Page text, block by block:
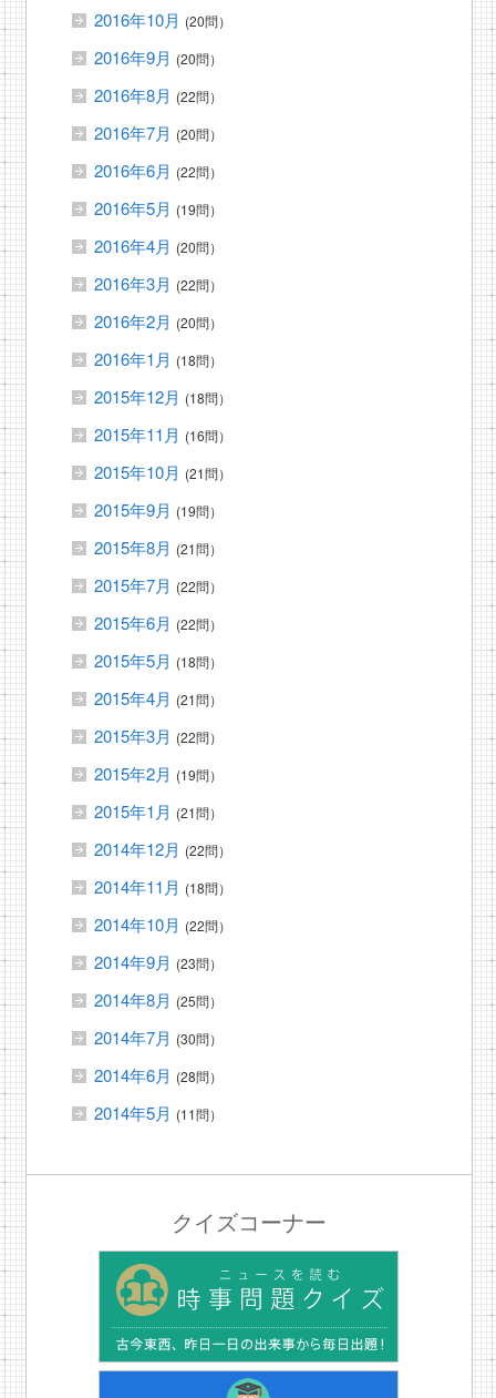
2016年10月 (20問）
2016年9月 (20問）
2016年8月 (22問）
2016年7月 (20問）
2016年6月 (22問）
2016年5月 (19問）
2016年4月 (20問）
2016年3月 (22問）
2016年2月 (20問）
2016年1月 (18問）
2015年12月 (18問）
2015年11月 (16問）
2015年10月 (21問）
2015年9月 (19問）
2015年8月 (21問）
2015年7月 (22問）
2015年6月 (22問）
2015年5月 (18問）
2015年4月 (21問）
2015年3月 (22問）
2015年2月 (19問）
2015年1月 (21問）
2014年12月 (22問）
2014年11月 (18問）
2014年10月 (22問）
2014年9月 (23問）
2014年8月 (25問）
2014年7月 (30問）
2014年6月 (28問）
2014年5月 (11問）
クイズコーナー